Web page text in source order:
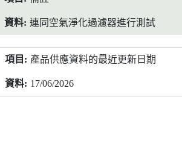
連同空氣淨化過濾器進行測試
產品供應資料的最近更新日期
17/06/2026